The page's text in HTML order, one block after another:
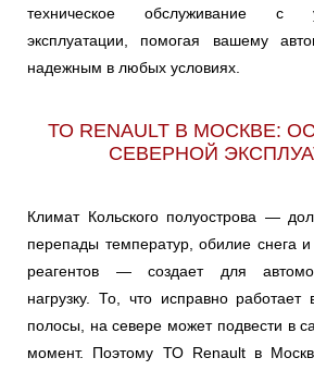
Тюмень
Ульяновск
Чебоксары
Череповец
Ярославль
SAFRANE SANDERO
WIND
техническое обслуживание с
эксплуатации, помогая вашему
надежным в любых условиях.
ТО RENAULT В МОСКВЕ:
СЕВЕРНОЙ
Климат Кольского полуострова —
перепады температур, обилие снега
реагентов — создает для
нагрузку. То, что исправно работает
полосы, на севере может подвести в
момент. Поэтому ТО Renault в